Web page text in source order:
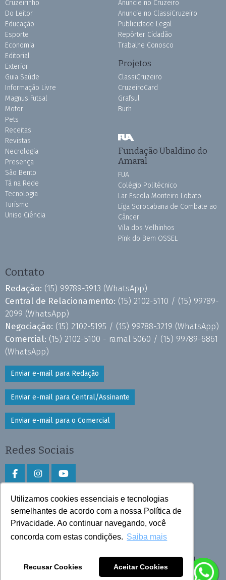
Utilizamos cookies essenciais e tecnologias
semelhantes de acordo com a nossa Política de
Privacidade. Ao continuar navegando, você
concorda com estas condições. Saiba mais
Recusar Cookies Aceitar Cookies
Cruzeirinho
Do Leitor
Educação
Esporte
Economia
Editorial
Exterior
Guia Saúde
Informação Livre
Magnus Futsal
Motor
Pets
Receitas
Revistas
Necrologia
Presença
São Bento
Tá na Rede
Tecnologia
Turismo
Uniso Ciência
Anuncie no Cruzeiro
Anuncie no ClassiCruzeiro
Publicidade Legal
Repórter Cidadão
Trabalhe Conosco
Projetos
ClassiCruzeiro
CruzeiroCard
Grafsul
Burh
Fundação Ubaldino do
Amaral
FUA
Colégio Politécnico
Lar Escola Monteiro Lobato
Liga Sorocabana de Combate ao
Câncer
Vila dos Velhinhos
Pink do Bem OSSEL
Contato
Redação: (15) 99789-3913 (WhatsApp)
Central de Relacionamento: (15) 2102-5110 / (15) 99789-
2099 (WhatsApp)
Negociação: (15) 2102-5195 / (15) 99788-3219 (WhatsApp)
Comercial: (15) 2102-5100 - ramal 5060 / (15) 99789-6861
(WhatsApp)
Enviar e-mail para Redação
Enviar e-mail para Central/Assinante
Enviar e-mail para o Comercial
Redes Sociais
Faça download do aplicativo
Play Store e App Store
Todos os direitos reservados © 2026 Cruzeiro do Sul